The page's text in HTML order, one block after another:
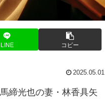
LINE コピー
2025.05.01
締光也の妻・林香具矢